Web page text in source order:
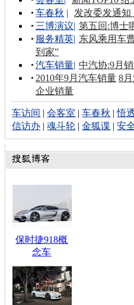
车春秋 |
发改委发通知
三博演议| 第五回:博士
服务精英| 东风乘用车
到家”
汽车销量| 中汽协:9月
2010年9月汽车销量 8
企业销量
车访间 |会客室 |车春秋 |悟
信访办 |魂斗轮 |金狐谍 |安
保时捷918概
念车